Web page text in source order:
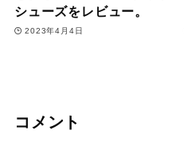
シューズをレビュー。
2023年4月4日
コメント